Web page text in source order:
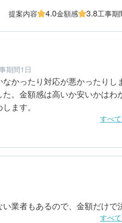
提案内容 4.0金額感 3.8工事期
期間1日
かったり対応が悪かったり
。金額感は高いか安いかは
ます。
すべ
業者もあるので、金額だけで
すべ